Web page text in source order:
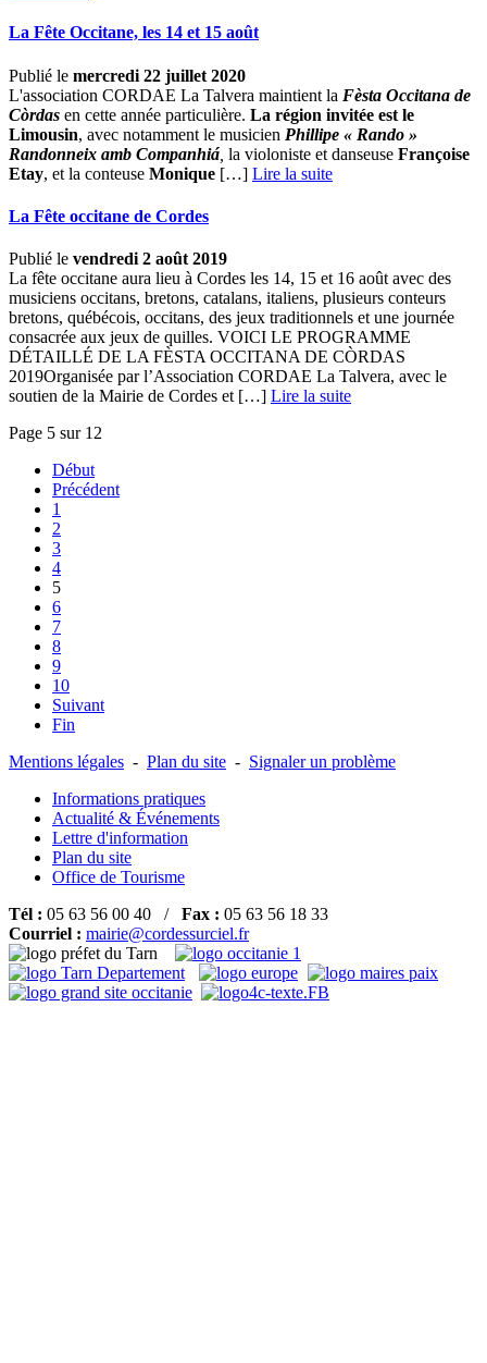
La Fête Occitane, les 14 et 15 août
Publié le mercredi 22 juillet 2020
L'association CORDAE La Talvera maintient la Fèsta Occitana de
Còrdas en cette année particulière. La région invitée est le
Limousin, avec notamment le musicien Phillipe « Rando »
Randonneix amb Companhiá la violoniste et danseuse Françoise
Etay, et la conteuse Monique […] ­ Lire la suite
La Fête occitane de Cordes
Publié le vendredi 2 août 2019
La fête occitane aura lieu à Cordes les 14, 15 et 16 août avec des
musiciens occitans, bretons, catalans, italiens, plusieurs conteurs
bretons, québécois, occitans, des jeux traditionnels et une journée
consacrée aux jeux de quilles. VOICI LE PROGRAMME
DÉTAILLÉ DE LA FÈSTA OCCITANA DE CÒRDAS
2019Organisée par l’Association CORDAE La Talvera, avec le
soutien de la Mairie de Cordes et […] ­ Lire la suite
Page 5 sur 12
Début
Précédent
1
2
3
4
5
6
7
8
9
10
Suivant
Fin
Mentions légales - Plan du site - Signaler un problème
Informations pratiques
Actualité & Événements
Lettre d'information
Plan du site
Office de Tourisme
Tél : 05 63 56 00 40 / Fax : 05 63 56 18 33
Courriel : mairie@cordessurciel.fr